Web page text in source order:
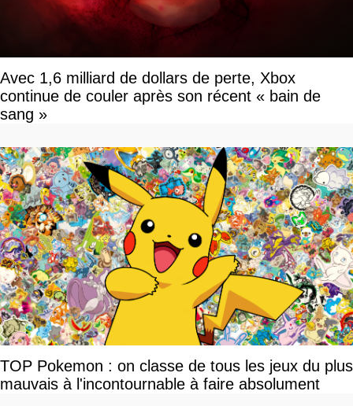
Avec 1,6 milliard de dollars de perte, Xbox
continue de couler après son récent « bain de
sang »
TOP Pokemon : on classe de tous les jeux du plus
mauvais à l'incontournable à faire absolument